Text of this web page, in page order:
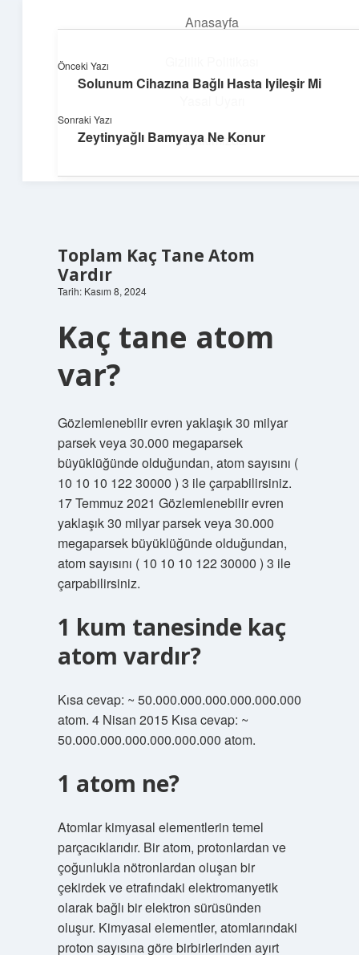
Anasayfa
Hakkımızda
Yumuşak Teknoloji Rehberi
Dijital dünyada huzurlu bir yolculuk!
Toplam Kaç Tane Atom
Vardır
Tarih: Kasım 8, 2024
Kaç tane atom
var?
Gözlemlenebilir evren yaklaşık 30 milyar
parsek veya 30.000 megaparsek
büyüklüğünde olduğundan, atom sayısını (
10 10 10 122 30000 ) 3 ile çarpabilirsiniz.
17 Temmuz 2021 Gözlemlenebilir evren
yaklaşık 30 milyar parsek veya 30.000
megaparsek büyüklüğünde olduğundan,
atom sayısını ( 10 10 10 122 30000 ) 3 ile
çarpabilirsiniz.
1 kum tanesinde kaç
atom vardır?
Kısa cevap: ~ 50.000.000.000.000.000.000
atom. 4 Nisan 2015 Kısa cevap: ~
50.000.000.000.000.000.000 atom.
1 atom ne?
Atomlar kimyasal elementlerin temel
parçacıklarıdır. Bir atom, protonlardan ve
çoğunlukla nötronlardan oluşan bir
çekirdek ve etrafındaki elektromanyetik
olarak bağlı bir elektron sürüsünden
oluşur. Kimyasal elementler, atomlarındaki
proton sayısına göre birbirlerinden ayırt
Önceki Yazı
Solunum Cihazına Bağlı Hasta Iyileşir Mi
Sonraki Yazı
Zeytinyağlı Bamyaya Ne Konur